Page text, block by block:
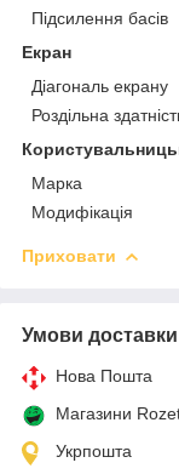
Підсилення басів
Екран
Діагональ екрану
Роздільна
Марка
Модифікація
Приховати
Умови доставки
Нова Пошта
Магазини
Укрпошта